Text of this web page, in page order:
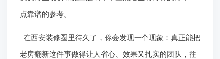
点靠谱的参考。
在西安装修圈里待久了，你会发现一个现象：真正能把
老房翻新这件事做得让人省心、效果又扎实的团队，往